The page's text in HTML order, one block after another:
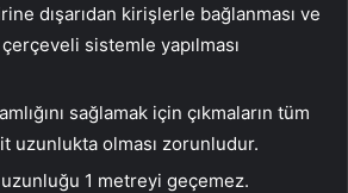
dışarıdan kirişlerle bağlanması ve
sistemle yapılması
sağlamak için çıkmaların tüm
uzunlukta olması zorunludur.
1 metreyi geçemez.